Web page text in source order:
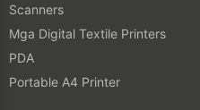
Scanners
Mga Digital Textile Printers
PDA
Portable A4 Printer